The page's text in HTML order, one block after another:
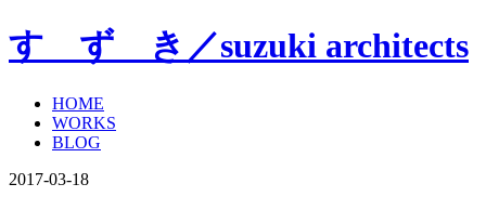
す ず き／suzuki architects
HOME
WORKS
BLOG
2017-03-18